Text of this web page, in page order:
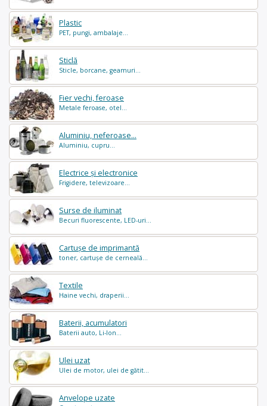
Plastic
PET, pungi, ambalaje...
Sticlă
Sticle, borcane, geamuri...
Fier vechi, feroase
Metale feroase, otel...
Aluminiu, neferoase...
Aluminiu, cupru...
Electrice și electronice
Frigidere, televizoare...
Surse de iluminat
Becuri fluorescente, LED-uri...
Cartușe de imprimantă
toner, cartușe de cerneală...
Textile
Haine vechi, draperii...
Baterii, acumulatori
Baterii auto, Li-Ion...
Ulei uzat
Ulei de motor, ulei de gătit...
Anvelope uzate